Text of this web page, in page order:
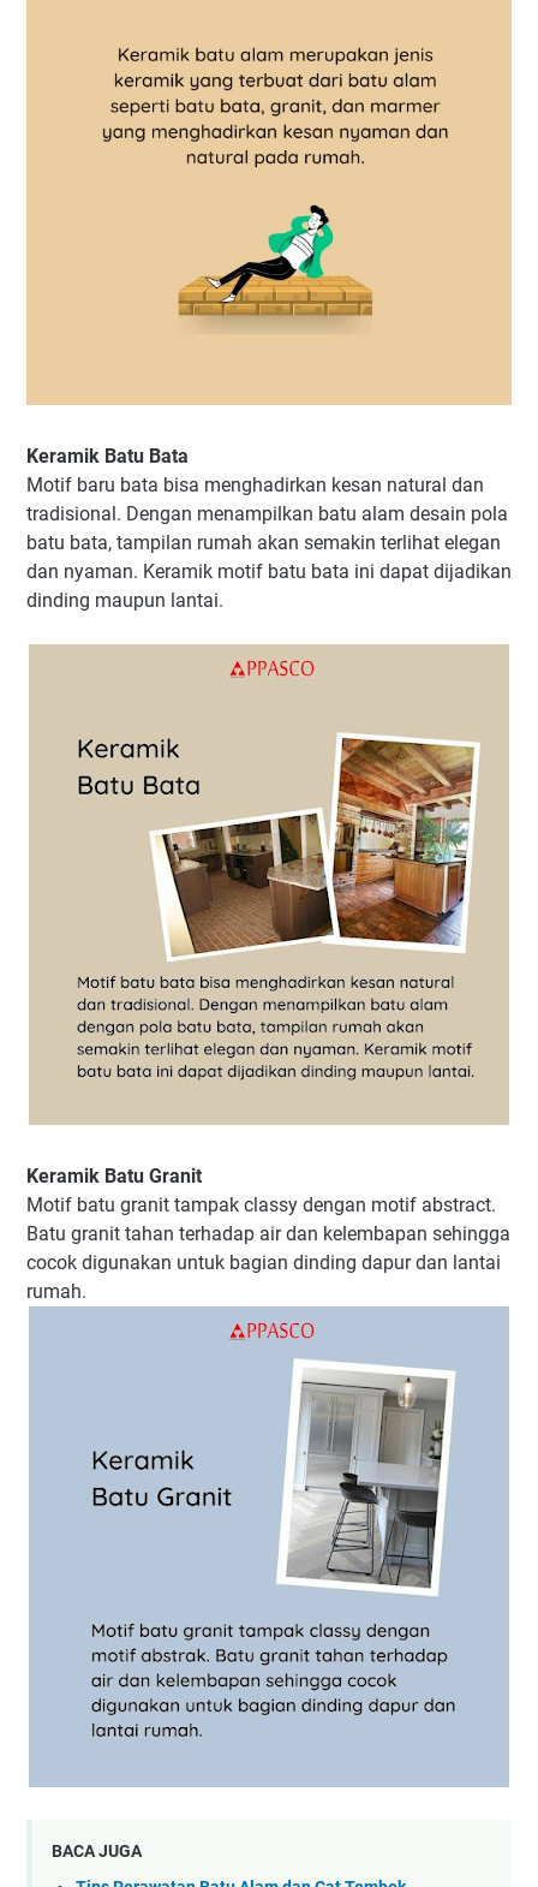
Keramik Batu Bata
Motif baru bata bisa menghadirkan kesan natural dan
tradisional. Dengan menampilkan batu alam desain pola
batu bata, tampilan rumah akan semakin terlihat elegan
dan nyaman. Keramik motif batu bata ini dapat dijadikan
dinding maupun lantai.
Keramik Batu Granit
Motif batu granit tampak classy dengan motif abstract.
Batu granit tahan terhadap air dan kelembapan sehingga
cocok digunakan untuk bagian dinding dapur dan lantai
rumah.
BACA JUGA